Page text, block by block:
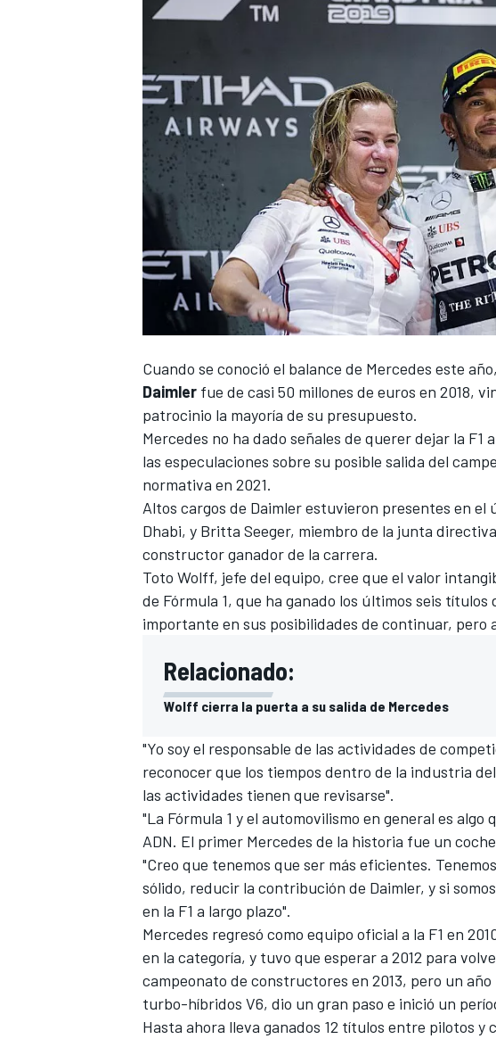
WEC FÓRMULA E
Cuando se conoció el balance de Mercedes este
Daimler fue de casi 50 millones de euros en 2018,
patrocinio la mayoría de su presupuesto.
Mercedes no ha dado señales de querer dejar la F1
las especulaciones sobre su posible salida del
normativa en 2021.
Altos cargos de Daimler estuvieron presentes en
Dhabi, y Britta Seeger, miembro de la junta
constructor ganador de la carrera.
Toto Wolff, jefe del equipo, cree que el valor
de Fórmula 1, que ha ganado los últimos seis
importante en sus posibilidades de continuar, pero
Relacionado:
Wolff cierra la puerta a su salida de Mercedes
"Yo soy el responsable de las actividades de
reconocer que los tiempos dentro de la industria
las actividades tienen que revisarse".
"La Fórmula 1 y el automovilismo en general es
ADN. El primer Mercedes de la historia fue un
"Creo que tenemos que ser más eficientes.
sólido, reducir la contribución de Daimler, y si
en la F1 a largo plazo".
Mercedes regresó como equipo oficial a la F1 en
en la categoría, y tuvo que esperar a 2012 para
campeonato de constructores en 2013, pero un
turbo-híbridos V6, dio un gran paso e inició un
Hasta ahora lleva ganados 12 títulos entre pilotos